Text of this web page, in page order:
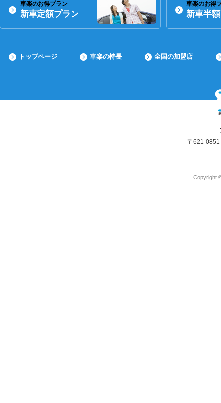
車楽のお得プラン
新車定額プラン
車楽のお得
新車半
トップページ 車楽の特長 全国の加盟店
〒621-
Copyright